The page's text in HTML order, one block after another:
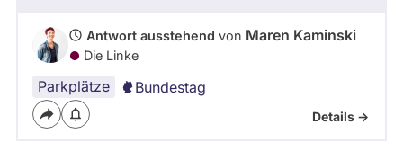
Antwort ausstehend von Maren Kaminski
Die Linke
Parkplätze Bundestag
Details ->